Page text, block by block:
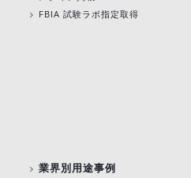
FBIA 試験ラボ指定取得
業界別用途事例